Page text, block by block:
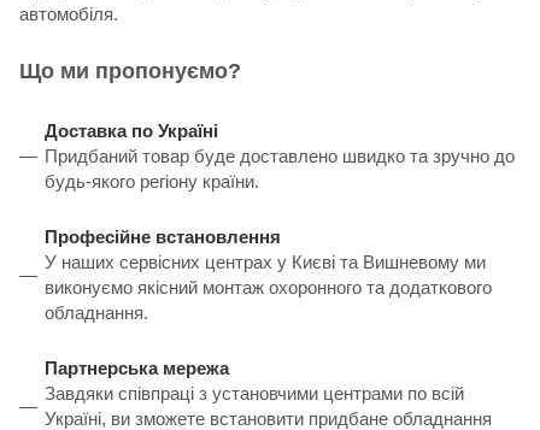
автомобіля.
Що ми пропонуємо?
Доставка по Україні
Придбаний товар буде доставлено швидко та зручно до
будь-якого регіону країни.
Професійне встановлення
У наших сервісних центрах у Києві та Вишневому ми
виконуємо якісний монтаж охоронного та додаткового
обладнання.
Партнерська мережа
Завдяки співпраці з установчими центрами по всій
Україні, ви зможете встановити придбане обладнання